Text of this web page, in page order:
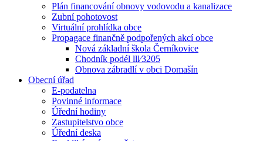
Plán financování obnovy vodovodu a kanalizace
Zubní pohotovost
Virtuální prohlídka obce
Propagace finančně podpořených akcí obce
Nová základní škola Černíkovice
Chodník podél lll⁄3205
Obnova zábradlí v obci Domašín
Obecní úřad
E-podatelna
Povinné informace
Úřední hodiny
Zastupitelstvo obce
Úřední deska